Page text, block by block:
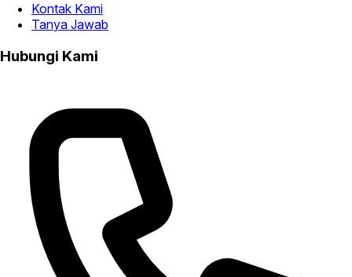
Kontak Kami
Tanya Jawab
Hubungi Kami